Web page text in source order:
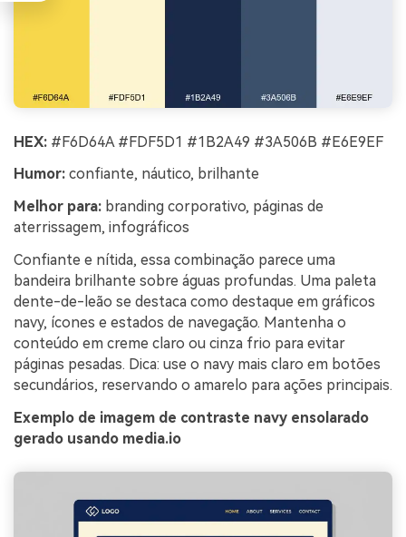
HEX: #F6D64A #FDF5D1 #1B2A49 #3A506B #E6E9EF
Humor: confiante, náutico, brilhante
Melhor para: branding corporativo, páginas de
aterrissagem, infográficos
Confiante e nítida, essa combinação parece uma
bandeira brilhante sobre águas profundas. Uma paleta
dente-de-leão se destaca como destaque em gráficos
navy, ícones e estados de navegação. Mantenha o
conteúdo em creme claro ou cinza frio para evitar
páginas pesadas. Dica: use o navy mais claro em botões
secundários, reservando o amarelo para ações principais.
Exemplo de imagem de contraste navy ensolarado
gerado usando media.io